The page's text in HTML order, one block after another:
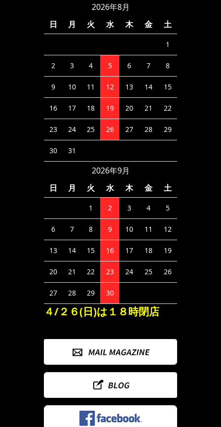
2026年8月
日
月 火 水 木 金 土
1
2 3 4 5 6 7 8
9 10 11 12 13 14 15
16 17 18 19 20 21 22
23 24 25 26 27 28 29
30 31
2026年9月
日
月 火 水 木 金 土
1 2 3 4 5
6 7 8 9 10 11 12
13 14 15 16 17 18 19
20 21 22 23 24 25 26
27 28 29 30
４/２６(日)は１８時閉店